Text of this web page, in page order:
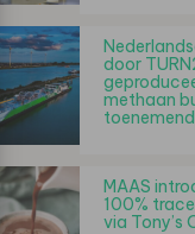
door
methaan
MAAS
100%
via Tony’s